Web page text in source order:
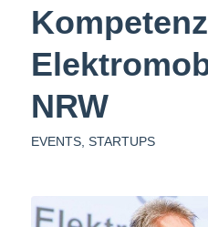
NRW
EVENTS, STARTUPS